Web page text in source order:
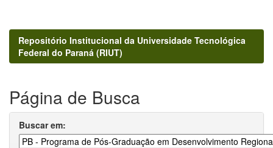
Repositório Institucional da Universidade Tecnológica
Federal do Paraná (RIUT)
Página de Busca
Buscar em: